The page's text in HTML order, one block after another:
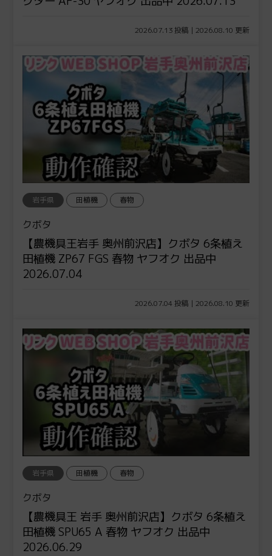
2026.07.13 投稿 | 2026.08.10 更新
岩手県 田植機 春物
クボタ
【農機具王岩手 奥州前沢店】クボタ 6条植え
田植機 ZP67 FGS 春物 ヤフオク 出品中
2026.07.04
2026.07.04 投稿 | 2026.08.10 更新
岩手県 田植機 春物
クボタ
【農機具王 岩手 奥州前沢店】クボタ 6条植え
田植機 SPU65 A 春物 ヤフオク 出品中
2026.06.29